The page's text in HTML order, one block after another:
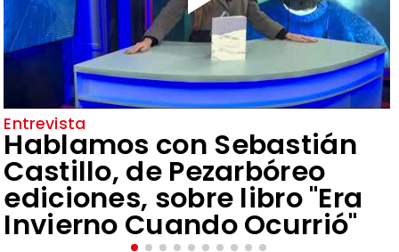
Entrevista
Hablamos con Sebastián
Castillo, de Pezarbóreo
ediciones, sobre libro "Era
Invierno Cuando Ocurrió"